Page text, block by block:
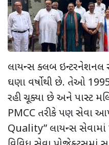
લાયન્સ ક્લબ ઇન્ટરનેશનલ
ઘણા વર્ષોથી છે. તેઓ 1995-
રહી ચૂક્યા છે અને પાસ્ટ
PMCC તરીકે પણ સેવા
Quality” લાયન્સ